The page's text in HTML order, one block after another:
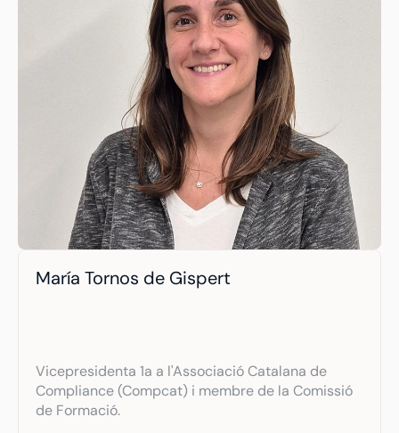
María Tornos de Gispert
Vicepresidenta 1a a l'Associació Catalana de
Compliance (Compcat) i membre de la Comissió
de Formació.